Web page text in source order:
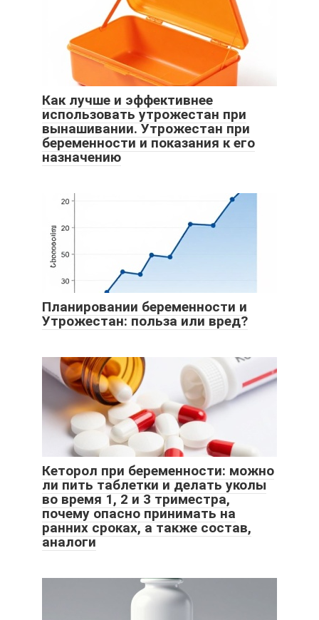
Как лучше и эффективнее
использовать утрожестан при
вынашивании. Утрожестан при
беременности и показания к его
назначению
Планировании беременности и
Утрожестан: польза или вред?
Кеторол при беременности: можно
ли пить таблетки и делать уколы
во время 1, 2 и 3 триместра,
почему опасно принимать на
ранних сроках, а также состав,
аналоги